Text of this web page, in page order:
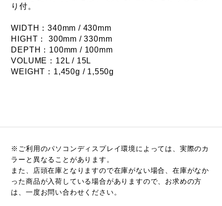
り付。
WIDTH：340mm / 430mm
HIGHT： 300mm / 330mm
DEPTH：100mm / 100mm
VOLUME：12L / 15L
WEIGHT：1,450g / 1,550g
※ご利用のパソコンディスプレイ環境によっては、実際のカ
ラーと異なることがあります。
また、店頭在庫となりますので在庫がない場合、在庫がなか
った商品が入荷している場合がありますので、お求めの方
は、一度お問い合わせください。